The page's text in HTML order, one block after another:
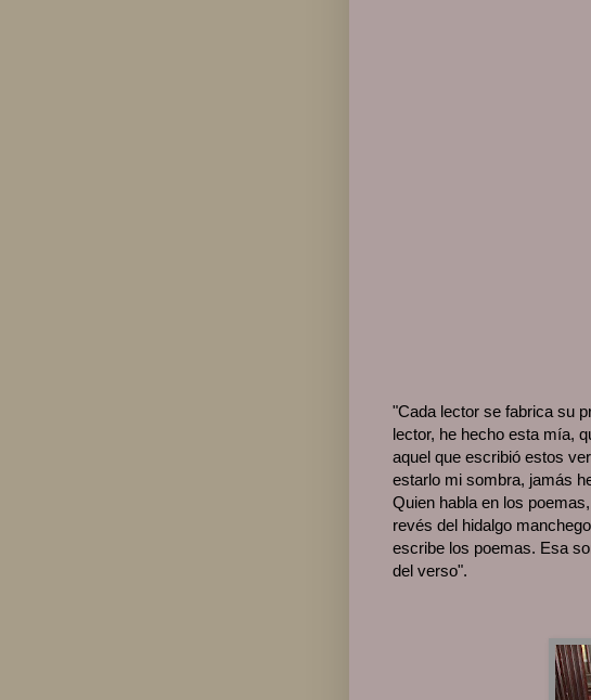
"Cada lector se fabrica su
lector, he hecho esta mía,
aquel que escribió estos
estarlo mi sombra, jamás
Quien habla en los
revés del hidalgo
escribe los poemas. Esa
del verso".